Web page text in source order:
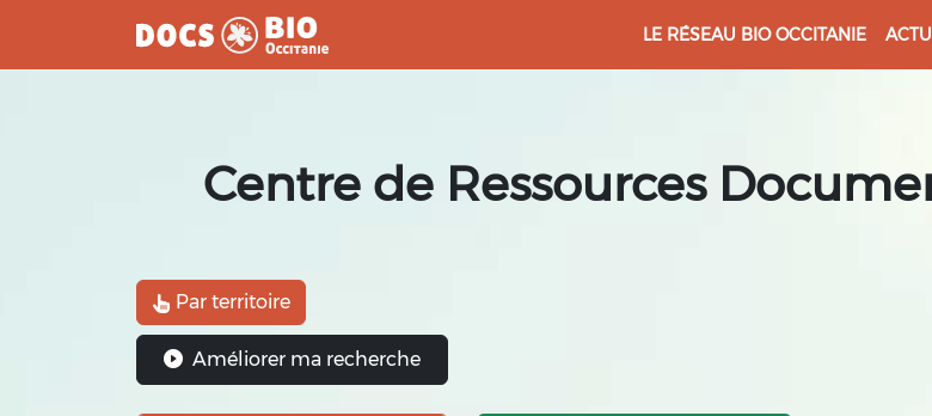
LE RÉSEAU BIO OCCITANIE
Centre de Ressources
Par territoire
Améliorer ma recherche